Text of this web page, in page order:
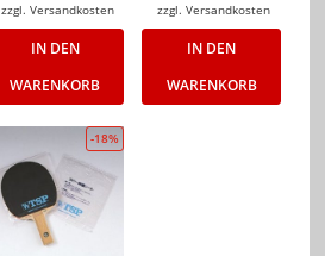
zzgl. Versandkosten
IN DEN
WARENKORB
zzgl.Versandkosten
IN DEN
WARENKORB
-18%